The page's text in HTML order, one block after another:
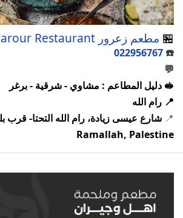
🏪 مطعم زعرور Zarour Restaurant
☎️
022956767
💬
🥪 دليل المطاعم : مشاوي - شرقية - برغر
📍 رام الله
📍 شارع عيسى زيادة، رام الله التحتا- قرب
Ramallah, Palestine